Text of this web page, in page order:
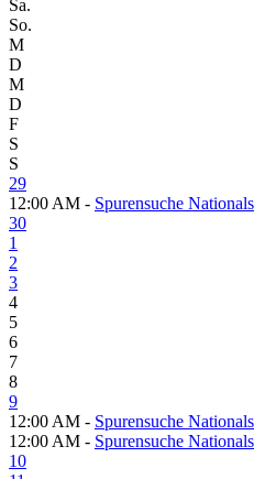
Sa.
So.
M
D
M
D
F
S
S
29
12:00 AM - Spurensuche
30
1
2
3
4
5
6
7
8
9
12:00 AM - Spurensuche
12:00 AM - Spurensuche
10